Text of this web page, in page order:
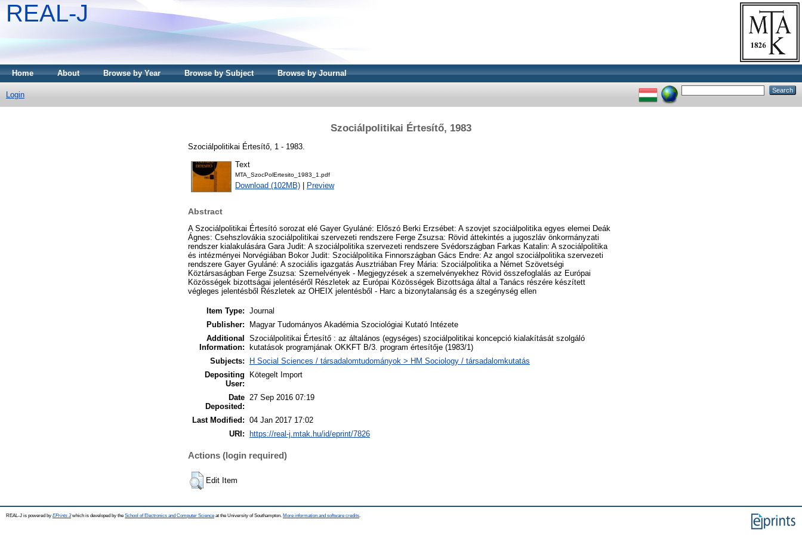
REAL-J
Home About Browse by Year Browse by Subject Browse by Journal
Login
Szociálpolitikai Értesítő, 1983
Szociálpolitikai Értesítő, 1 - 1983.
Text
MTA_SzocPolErtesito_1983_1.pdf
Download (102MB) Preview
Abstract
A Szociálpolitikai Értesító sorozat elé Gayer Gyuláné: Előszó Berki Erzsébet: A szovjet szociálpolitika egyes elemei Deák
Ágnes: Csehszlovákia szociálpolitikai szervezeti rendszere Ferge Zsuzsa: Rövid áttekintés a jugoszláv önkormányzati
rendszer kialakulására Gara Judit: A szociálpolitika szervezeti rendszere Svédországban Farkas Katalin: A szociálpolitika
és intézményei Norvégiában Bokor Judit: Szociálpolitika Finnországban Gács Endre: Az angol szociálpolitika szervezeti
rendszere Gayer Gyuláné: A szociális igazgatás Ausztriában Frey Mária: Szociálpolitika a Német Szövetségi
Köztársaságban Ferge Zsuzsa: Szemelvények - Megjegyzések a szemelvényekhez Rövid összefoglalás az Európai
Közösségek bizottságai jelentéséről Részletek az Európai Közösségek Bizottsága által a Tanács részére készített
végleges jelentésből Részletek az OHEIX jelentésből - Harc a bizonytalanság és a szegénység ellen
Item Type: Journal
Publisher:
Magyar Tudományos Akadémia Szociológiai Kutató Intézete
Additional
Information:
Szociálpolitikai Értesítő : az általános (egységes) szociálpolitikai koncepció kialakítását szolgáló
kutatások programjának OKKFT B/3. program értesítője (1983/1)
Subjects:
H Social Sciences / társadalomtudományok > HM Sociology / társadalomkutatás
Depositing
User:
Kötegelt Import
Date
Deposited:
27 Sep 2016 07:19
Last Modified: 04 Jan 2017 17:02
URI: https://real-j.mtak.hu/id/eprint/7826
Actions (login required)
Edit Item
REAL-J is powered by EPrints 3which is developed by the School of Electronics and Computer Science at the University of Southampton. More information and software credits